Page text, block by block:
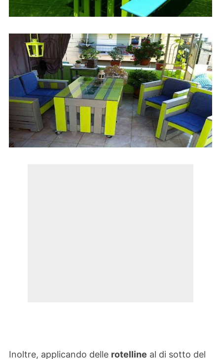
Inoltre, applicando delle rotelline al di sotto del